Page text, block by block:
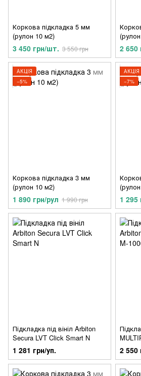
Коркова підкладка 5 мм
(рулон 10 м2)
3 450 грн/шт. 3 550 грн 2 650
АКЦІЯ
−5%
Коркова підкладка 3 мм
(рулон 10 м2)
1 890 грн/рул 1 990 грн
АКЦІЯ
−7%
1 295
Підкладка під вініл Arbiton
Secura LVT Click Smart N
1 281 грн/уп. 2 550